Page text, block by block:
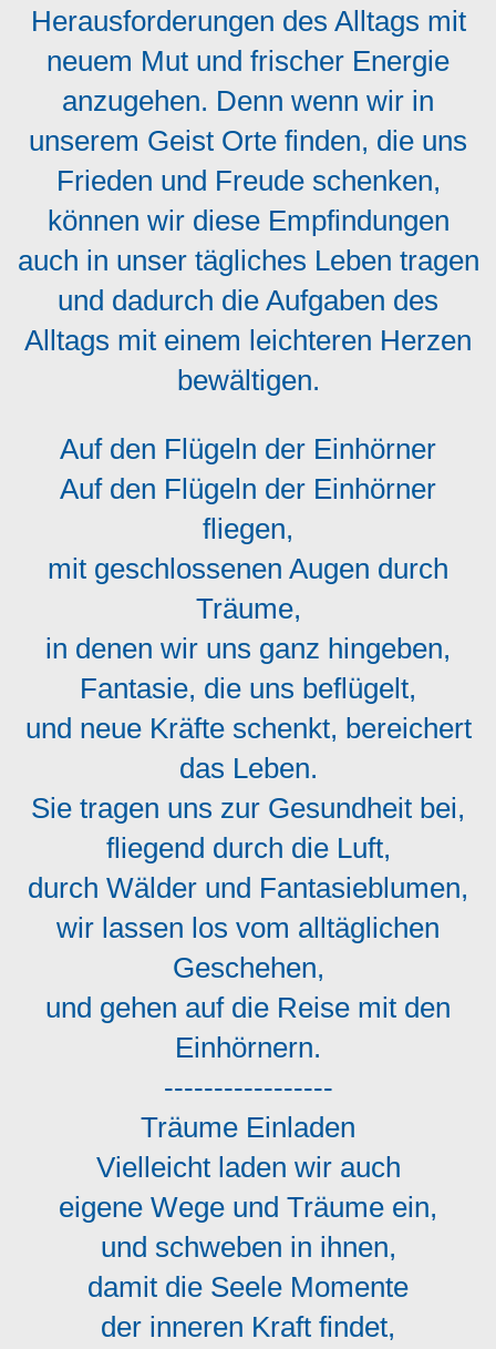
Herausforderungen des Alltags mit
neuem Mut und frischer Energie
anzugehen. Denn wenn wir in
unserem Geist Orte finden, die uns
Frieden und Freude schenken,
können wir diese Empfindungen
auch in unser tägliches Leben tragen
und dadurch die Aufgaben des
Alltags mit einem leichteren Herzen
bewältigen.
Auf den Flügeln der Einhörner
Auf den Flügeln der Einhörner
fliegen,
mit geschlossenen Augen durch
Träume,
in denen wir uns ganz hingeben,
Fantasie, die uns beflügelt,
und neue Kräfte schenkt, bereichert
das Leben.
Sie tragen uns zur Gesundheit bei,
fliegend durch die Luft,
durch Wälder und Fantasieblumen,
wir lassen los vom alltäglichen
Geschehen,
und gehen auf die Reise mit den
Einhörnern.
-----------------
Träume Einladen
Vielleicht laden wir auch
eigene Wege und Träume ein,
und schweben in ihnen,
damit die Seele Momente
der inneren Kraft findet,